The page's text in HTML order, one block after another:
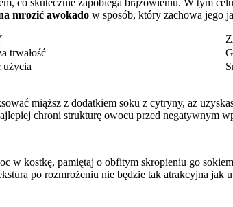
mrozić awokado w sposób, który zachowa jego
trwałość
użycia
miąższ z dodatkiem soku z cytryny, aż
chroni strukturę owocu przed negatywnym
w kostkę, pamiętaj o obfitym skropieniu go
po rozmrożeniu nie będzie tak atrakcyjna jak